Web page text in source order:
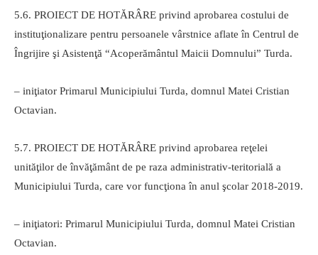
5.6. PROIECT DE HOTĂRÂRE privind aprobarea costului de
instituţionalizare pentru persoanele vârstnice aflate în Centrul de
Îngrijire şi Asistenţă “Acoperământul Maicii Domnului” Turda.
– iniţiator Primarul Municipiului Turda, domnul Matei Cristian
Octavian.
5.7. PROIECT DE HOTĂRÂRE privind aprobarea reţelei
unităţilor de învăţământ de pe raza administrativ-teritorială a
Municipiului Turda, care vor funcţiona în anul şcolar 2018-2019.
– iniţiatori: Primarul Municipiului Turda, domnul Matei Cristian
Octavian.